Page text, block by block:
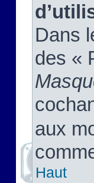
Dans
des «
aux
Haut